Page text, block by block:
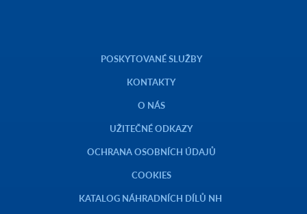
POSKYTOVANÉ SLUŽBY
KONTAKTY
O NÁS
UŽITEČNÉ ODKAZY
OCHRANA OSOBNÍCH ÚDAJŮ
COOKIES
KATALOG NÁHRADNÍCH DÍLŮ NH